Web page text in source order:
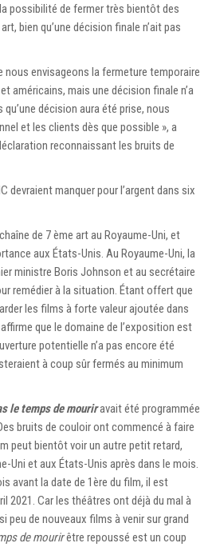
possibilité de fermer très bientôt des
bien qu’une décision finale n’ait pas
nous envisageons la fermeture temporaire
américains, mais une décision finale n’a
décision aura été prise, nous
et les clients dès que possible », a
reconnaissant les bruits de
devraient manquer pour l’argent dans six
de 7 ème art au Royaume-Uni, et
aux États-Unis. Au Royaume-Uni, la
ministre Boris Johnson et au secrétaire
remédier à la situation. Étant offert que
les films à forte valeur ajoutée dans
que le domaine de l’exposition est
potentielle n’a pas encore été
à coup sûr fermés au minimum
le temps de mouriravait été programmée
bruits de couloir ont commencé à faire
peut bientôt voir un autre petit retard,
Uni et aux États-Unis après dans le mois.
avant la date de 1ère du film, il est
2021. Car les théâtres ont déjà du mal à
peu de nouveaux films à venir sur grand
de mourirêtre repoussé est un coup